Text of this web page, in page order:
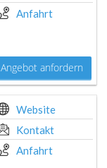
Anfahrt
Angebot anfordern
Website
Kontakt
Anfahrt